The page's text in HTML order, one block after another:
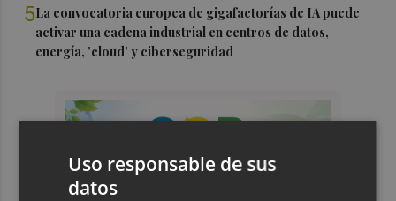
5La convocatoria europea de gigafactorías de IA puede
activar una cadena industrial en centros de datos,
energía, 'cloud' y ciberseguridad
Uso responsable de sus
datos